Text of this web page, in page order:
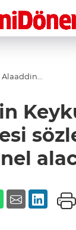
Alaaddin
sözleşmeli
personel